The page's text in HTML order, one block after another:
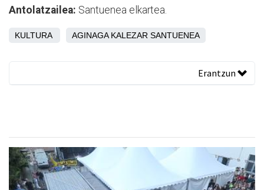
Antolatzailea: Santuenea elkartea.
KULTURA AGINAGA KALEZAR SANTUENEA
Erantzun